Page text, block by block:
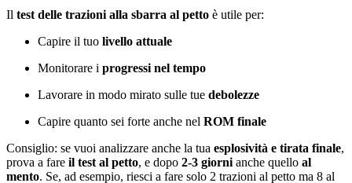
Il test delle trazioni alla sbarra al petto è utile per:
Capire il tuo livello attuale
Monitorare i progressi nel tempo
Lavorare in modo mirato sulle tue debolezze
Capire quanto sei forte anche nel ROM finale
Consiglio: se vuoi analizzare anche la tua esplosività e tirata finale,
prova a fare il test al petto, e dopo 2-3 giorni anche quello al
mento. Se, ad esempio, riesci a fare solo 2 trazioni al petto ma 8 al